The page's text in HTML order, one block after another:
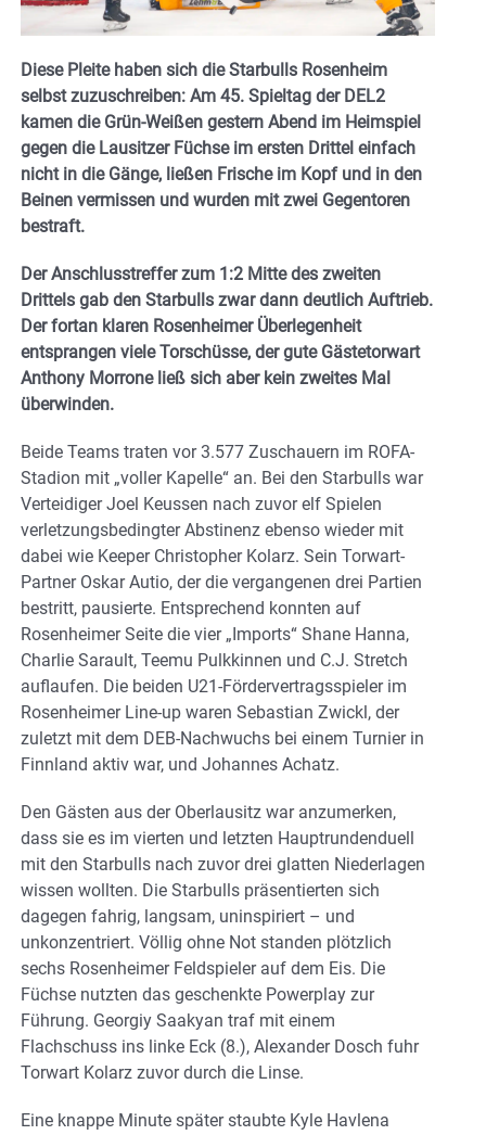
Diese Pleite haben sich die Starbulls Rosenheim
selbst zuzuschreiben: Am 45. Spieltag der DEL2
kamen die Grün-Weißen gestern Abend im Heimspiel
gegen die Lausitzer Füchse im ersten Drittel einfach
nicht in die Gänge, ließen Frische im Kopf und in den
Beinen vermissen und wurden mit zwei Gegentoren
bestraft.
Der Anschlusstreffer zum 1:2 Mitte des zweiten
Drittels gab den Starbulls zwar dann deutlich Auftrieb.
Der fortan klaren Rosenheimer Überlegenheit
entsprangen viele Torschüsse, der gute Gästetorwart
Anthony Morrone ließ sich aber kein zweites Mal
überwinden.
Beide Teams traten vor 3.577 Zuschauern im ROFA-
Stadion mit „voller Kapelle“ an. Bei den Starbulls war
Verteidiger Joel Keussen nach zuvor elf Spielen
verletzungsbedingter Abstinenz ebenso wieder mit
dabei wie Keeper Christopher Kolarz. Sein Torwart-
Partner Oskar Autio, der die vergangenen drei Partien
bestritt, pausierte. Entsprechend konnten auf
Rosenheimer Seite die vier „Imports“ Shane Hanna,
Charlie Sarault, Teemu Pulkkinnen und C.J. Stretch
auflaufen. Die beiden U21-Fördervertragsspieler im
Rosenheimer Line-up waren Sebastian Zwickl, der
zuletzt mit dem DEB-Nachwuchs bei einem Turnier in
Finnland aktiv war, und Johannes Achatz.
Den Gästen aus der Oberlausitz war anzumerken,
dass sie es im vierten und letzten Hauptrundenduell
mit den Starbulls nach zuvor drei glatten Niederlagen
wissen wollten. Die Starbulls präsentierten sich
dagegen fahrig, langsam, uninspiriert – und
unkonzentriert. Völlig ohne Not standen plötzlich
sechs Rosenheimer Feldspieler auf dem Eis. Die
Füchse nutzten das geschenkte Powerplay zur
Führung. Georgiy Saakyan traf mit einem
Flachschuss ins linke Eck (8.), Alexander Dosch fuhr
Torwart Kolarz zuvor durch die Linse.
Eine knappe Minute später staubte Kyle Havlena